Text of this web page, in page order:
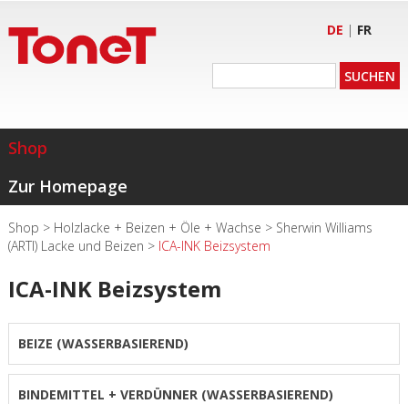
DE | FR
Shop
Zur Homepage
Shop > Holzlacke + Beizen + Öle + Wachse > Sherwin Williams
(ARTI) Lacke und Beizen > ICA-INK Beizsystem
ICA-INK Beizsystem
BEIZE (WASSERBASIEREND)
BINDEMITTEL + VERDÜNNER (WASSERBASIEREND)